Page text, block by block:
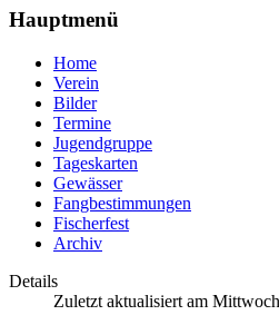
Hauptmenü
Home
Verein
Bilder
Termine
Jugendgruppe
Tageskarten
Gewässer
Fangbestimmungen
Fischerfest
Archiv
Details
Zuletzt aktualisiert am